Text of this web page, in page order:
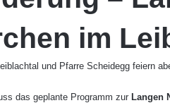
im
und Pfarre Scheidegg feiern
das geplante Programm zur Langen